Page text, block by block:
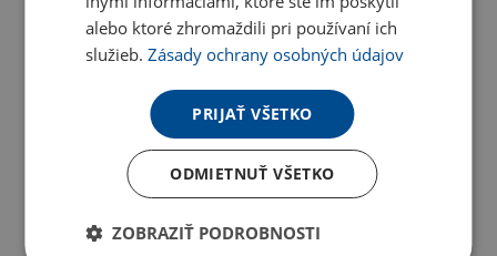
alebo ktoré zhromaždili pri používaní ich
služieb.Zásady ochrany osobných údajov
PRIJAŤ VŠETKO
ODMIETNUŤ VŠETKO
ZOBRAZIŤ PODROBNOSTI